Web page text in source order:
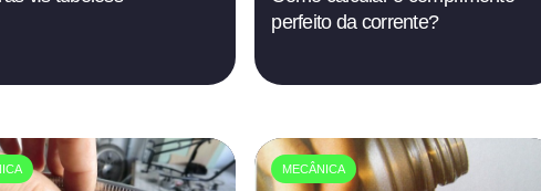
perfeito da corrente?
MECÂNICA